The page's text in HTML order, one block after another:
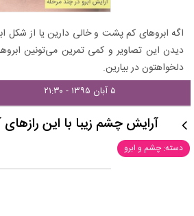
اگه ابروهای کم پشت و خالی دارین یا از شکل
دیدن این تصاویر و کمی تمرین می‌تونین
دلخواهتون در بیارین.
۵ آبان ۱۳۹۵ - ۲۱:۳۰
آرایش چشم زیبا با این
دسته: چشم و ابرو